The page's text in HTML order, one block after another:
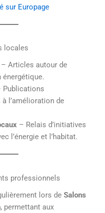
sur Europage
locales
Articles autour de
énergétique.
l’amélioration de
– Relais d’initiatives
l’énergie et l’habitat.
professionnels
lors de Salons
, permettant aux